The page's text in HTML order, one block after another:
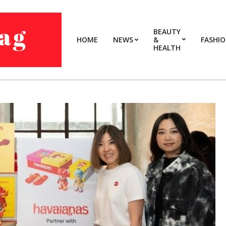
HOME NEWS
BEAUTY
&
HEALTH